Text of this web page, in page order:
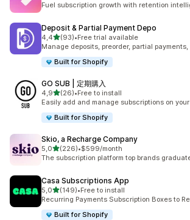
Fuel subscription growth with retention
Deposit & Partial Payment Depo
4,45 yıldız üzerinden
(93)
toplam 93 değerlendirme
•Free trial available
Manage deposits, preorder, partial
Built for Shopify
GO SUB | 定期購入
4,95 yıldız üzerinden
(26)
toplam 26 değerlendirme
•Free to install
Easily add and manage subscriptions on
Built for Shopify
Skio, a Recharge Company
5,05 yıldız üzerinden
(226)
toplam 226 değerlendirme
•$599/month
The subscription platform top brands
Casa Subscriptions App
5,05 yıldız üzerinden
(149)
toplam 149 değerlendirme
•Free to install
Recurring Payments Subscription Boxes to
Built for Shopify